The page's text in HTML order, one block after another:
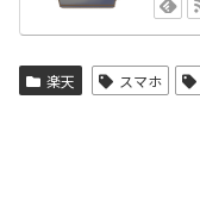
楽天 スマホ